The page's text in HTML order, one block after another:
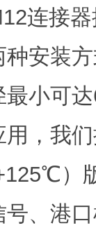
连接
安装
小可
，我
）
、港